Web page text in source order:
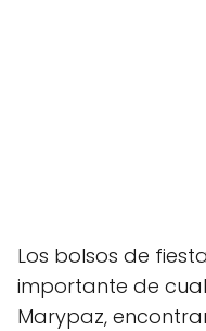
Los bolsos de
importante de
Marypaz,